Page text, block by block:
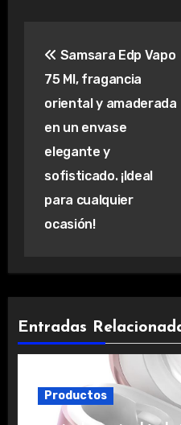
de
entradas
Samsara Edp Vapo
75 Ml, fragancia
oriental y amaderada
en un envase
elegante y
sofisticado. ¡Ideal
para cualquier
ocasión!
Entradas
Productos